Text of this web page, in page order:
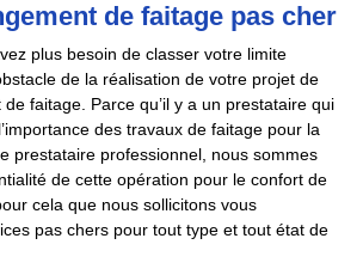
de faitage pas cher
plus besoin de classer votre limite
de la réalisation de votre projet de
faitage. Parce qu’il y a un prestataire qui
des travaux de faitage pour la
prestataire professionnel, nous sommes
de cette opération pour le confort de
cela que nous sollicitons vous
pas chers pour tout type et tout état de